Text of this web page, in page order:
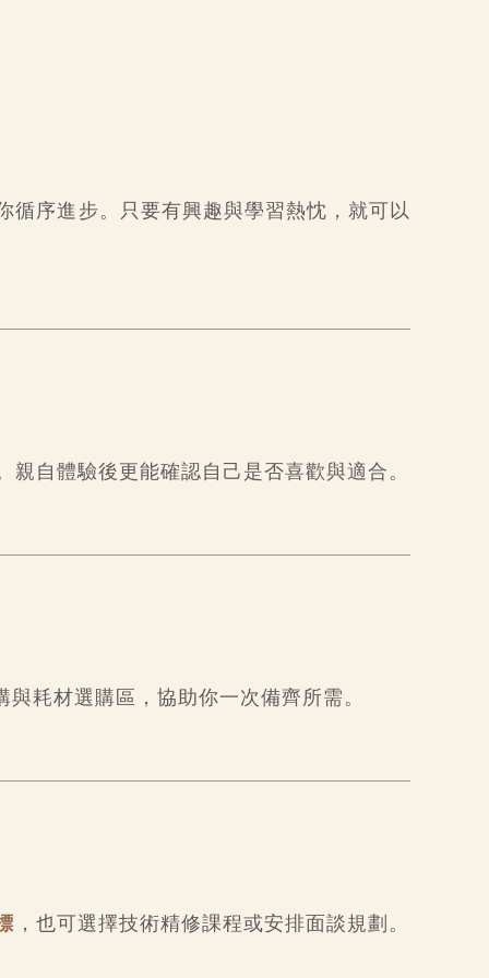
循序進步。只要有興趣與學習熱忱，就可以
自體驗後更能確認自己是否喜歡與適合。
耗材選購區，協助你一次備齊所需。
，也可選擇技術精修課程或安排面談規劃。